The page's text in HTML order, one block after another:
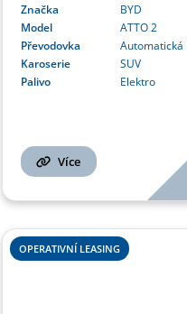
Značka
BYD
Model
ATTO 2
Převodovka
Automatická
Karoserie
SUV
Palivo
Elektro
Více
OPERATIVNÍ LEASING